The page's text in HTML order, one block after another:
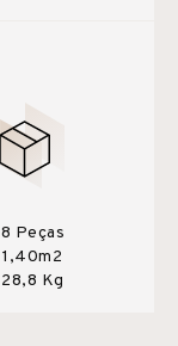
8 Peças
1,40m2
28,8 Kg